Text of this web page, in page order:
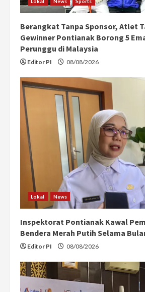
Berangkat Tanpa Sponsor, Atlet
Gewinner Pontianak Borong 5
Perunggu di Malaysia
Editor PI 08/08/2026
Lokal News
Inspektorat Pontianak Kawal
Bendera Merah Putih Selama
Editor PI 08/08/2026